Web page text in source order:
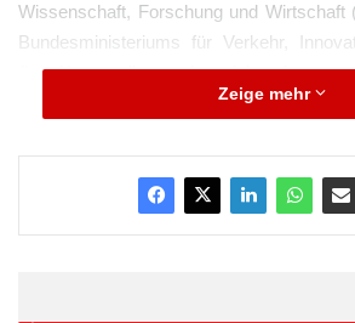
Wissenschaft, Forschung und Wirtschaft
Bundesministeriums für Verkehr,
(bmvit) erstellt wurde, sieht eine
öffentlicher Hand, Unternehmen
der öffentlichen Hand in das
Millionen Euro sollen aus privaten Mitteln
Zeige mehr